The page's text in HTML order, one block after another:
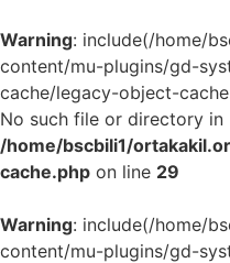
Warning: include(/home/
content/mu-plugins/gd-
cache/legacy-object-
No such file or directory in
/home/bscbili1/
cache.php on line 29
Warning: include(/home/
content/mu-plugins/gd-